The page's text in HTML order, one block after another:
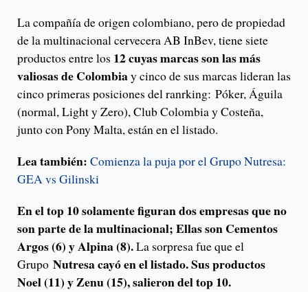
La compañía de origen colombiano, pero de propiedad
de la multinacional cervecera AB InBev, tiene siete
productos entre los 12 cuyas marcas son las más
valiosas de Colombiay cinco de sus marcas lideran las
cinco primeras posiciones del ranrking: Póker, Águila
(normal, Light y Zero), Club Colombia y Costeña,
junto con Pony Malta, están en el listado.
Lea también: Comienza la puja por el Grupo Nutresa:
GEA vs Gilinski
En el top 10 solamente figuran dos empresas que no
son parte de la multinacional; Ellas son Cementos
Argos (6) y Alpina (8).La sorpresa fue que el
Grupo Nutresa cayó en el listado. Sus productos
Noel (11) y Zenu (15), salieron del top 10.